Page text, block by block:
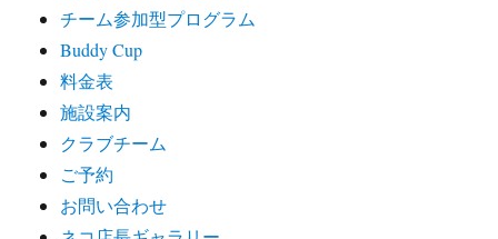
チーム参加型プログラム
Buddy Cup
料金表
施設案内
クラブチーム
ご予約
お問い合わせ